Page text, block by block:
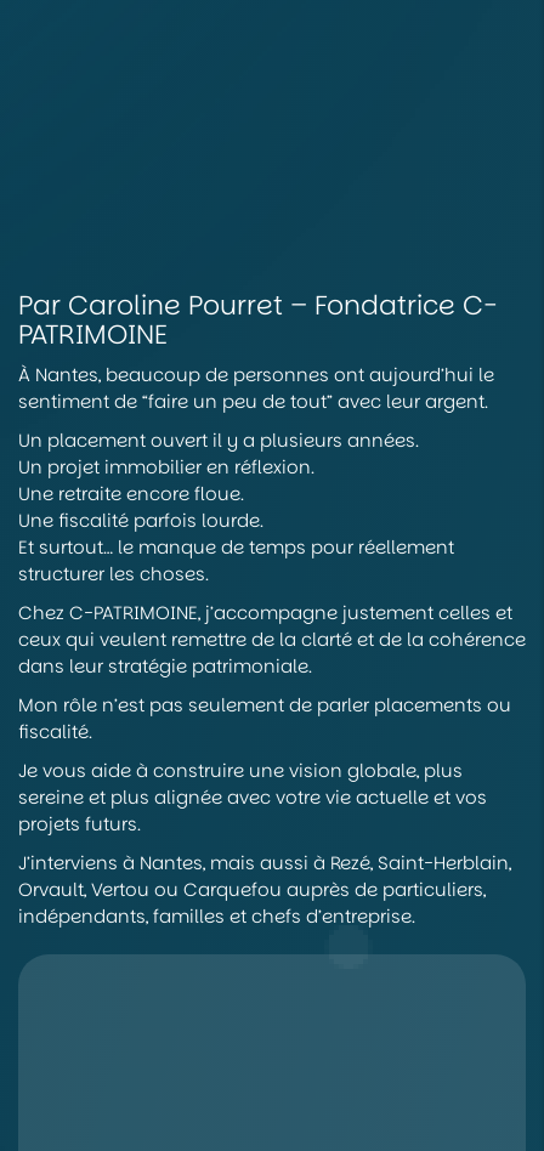
Par Caroline Pourret – Fondatrice C-
PATRIMOINE
À Nantes, beaucoup de personnes ont aujourd’hui le
sentiment de “faire un peu de tout” avec leur argent.
Un placement ouvert il y a plusieurs années.
Un projet immobilier en réflexion.
Une retraite encore floue.
Une fiscalité parfois lourde.
Et surtout… le manque de temps pour réellement
structurer les choses.
Chez C-PATRIMOINE, j’accompagne justement celles et
ceux qui veulent remettre de la clarté et de la cohérence
dans leur stratégie patrimoniale.
Mon rôle n’est pas seulement de parler placements ou
fiscalité.
Je vous aide à construire une vision globale, plus
sereine et plus alignée avec votre vie actuelle et vos
projets futurs.
J’interviens à Nantes, mais aussi à Rezé, Saint-Herblain,
Orvault, Vertou ou Carquefou auprès de particuliers,
indépendants, familles et chefs d’entreprise.